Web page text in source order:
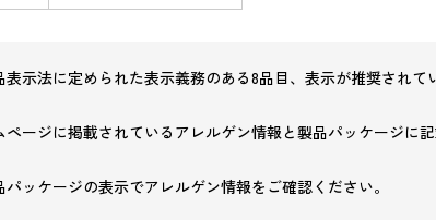
示法に定められた表示義務のある8品目、表示が推奨されて
ージに掲載されているアレルゲン情報と製品パッケージに
ッケージの表示でアレルゲン情報をご確認ください。